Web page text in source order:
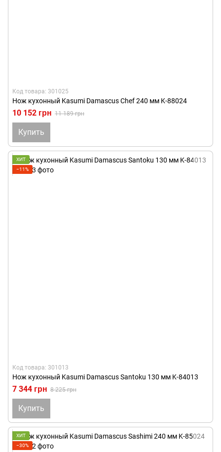
Код товара: 301025
Нож кухонный Kasumi Damascus Chef 240 мм K-88024
10 152 грн 11 189 грн
Купить
ХИТ
−11%
Код товара: 301013
Нож кухонный Kasumi Damascus Santoku 130 мм K-84013
7 344 грн 8 225 грн
Купить
ХИТ
−30%